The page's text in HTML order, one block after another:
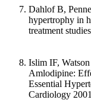
Dahlof B,
hypertrophy in
treatment
Islim IF,
Amlodipine:
Essential
Cardiology